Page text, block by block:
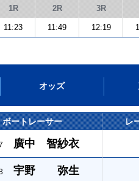
1R 2R 3R
11:23 11:49 12:19
オッズ
ボートレーサー レ
廣中 智紗衣
宇野 弥生